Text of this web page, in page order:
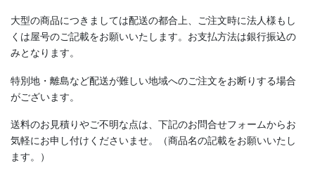
大型の商品につきましては配送の都合上、ご注文時に法人様もし
くは屋号のご記載をお願いいたします。お支払方法は銀行振込の
みとなります。
特別地・離島など配送が難しい地域へのご注文をお断りする場合
がございます。
送料のお見積りやご不明な点は、下記のお問合せフォームからお
気軽にお申し付けくださいませ。（商品名の記載をお願いいたし
ます。）